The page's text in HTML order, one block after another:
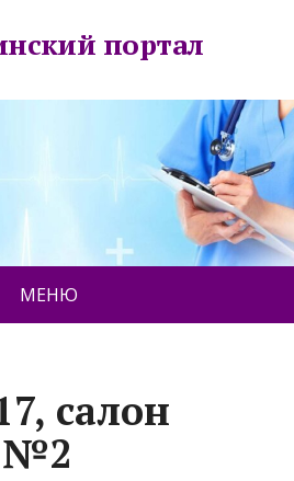
портал
МЕНЮ
салон
№2